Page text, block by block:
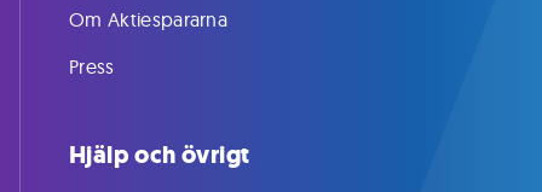
Om Aktiespararna
Press
Hjälp och övrigt